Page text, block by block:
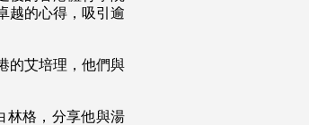
越的心得，吸引逾
的艾培理，他們與
林格，分享他與湯